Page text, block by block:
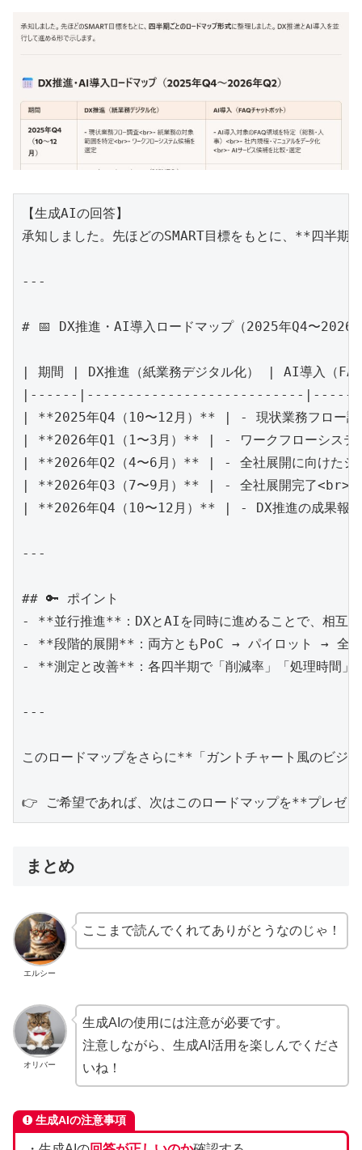
【生成AIの回答】
承知しました。先ほどのSMART目標をもとに、**四半
---
# 📅 DX推進・AI導入ロードマップ（2025年Q4〜2026
| 期間 | DX推進（紙業務デジタル化） | AI導入（
|------|---------------------------
| **2025年Q4（10〜12月）** | - 現状業務フロー調
| **2026年Q1（1〜3月）** | - ワークフローシステ
| **2026年Q2（4〜6月）** | - 全社展開に向けたシ
| **2026年Q3（7〜9月）** | - 全社展開完了<br>-
| **2026年Q4（10〜12月）** | - DX推進の成果報
---
## 🔑 ポイント
- **並行推進**：DXとAIを同時に進めることで、相互
- **段階的展開**：両方ともPoC → パイロット → 全
- **測定と改善**：各四半期で「削減率」「処理時間
---
このロードマップをさらに**「ガントチャート風のビ
👉 ご希望であれば、次はこのロードマップを**プレゼ
まとめ
エルシー
ここまで読んでくれてありがとうなのじゃ！
オリバー
生成AIの使用には注意が必要です。
注意しながら、生成AI活用を楽しんでくださ
いね！
生成AIの注意事項